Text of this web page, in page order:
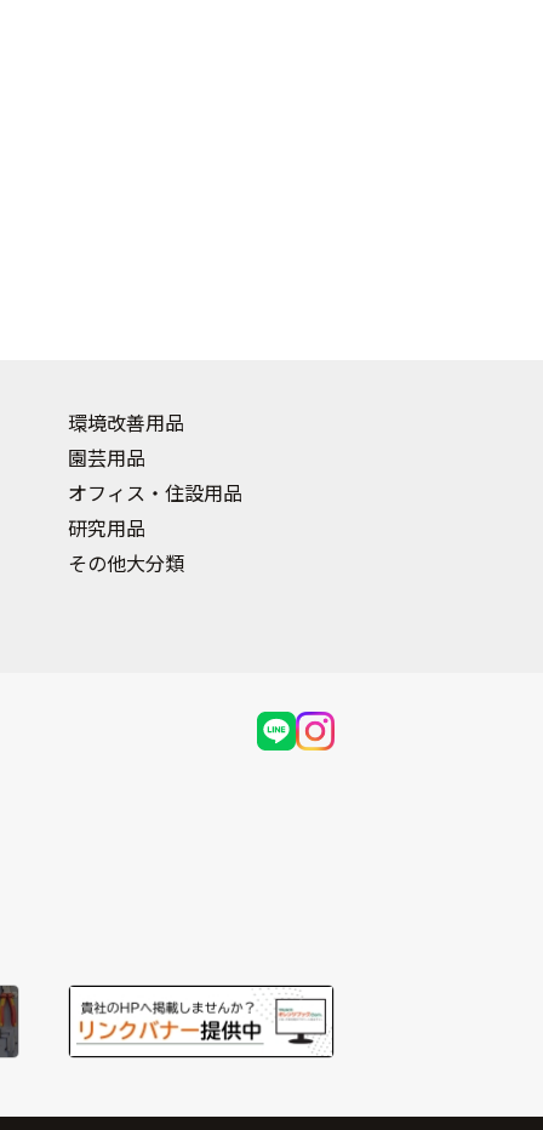
環境改善用品
園芸用品
オフィス・住設用品
研究用品
その他大分類